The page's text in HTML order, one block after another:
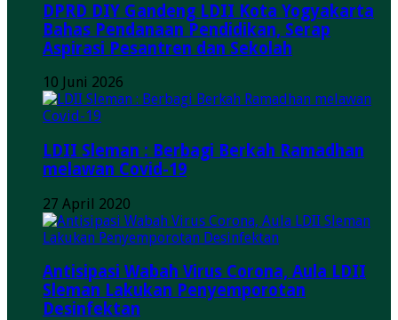
DPRD DIY Gandeng LDII Kota Yogyakarta
Bahas Pendanaan Pendidikan, Serap
Aspirasi Pesantren dan Sekolah
10 Juni 2026
LDII Sleman : Berbagi Berkah Ramadhan
melawan Covid-19
27 April 2020
Antisipasi Wabah Virus Corona, Aula LDII
Sleman Lakukan Penyemporotan
Desinfektan